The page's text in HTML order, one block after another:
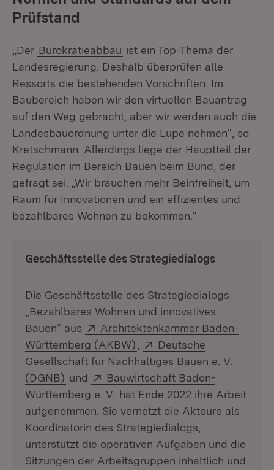
Prüfstand
„Der Bürokratieabbau ist ein Top-Thema der
Landesregierung. Deshalb überprüfen alle
Ressorts die bestehenden Vorschriften. Im
Baubereich haben wir den virtuellen Bauantrag
auf den Weg gebracht, aber wir werden auch die
Landesbauordnung unter die Lupe nehmen“, so
Kretschmann. Allerdings liege der Hauptteil der
Regulation im Bereich Bauen beim Bund, der
gefragt sei. „Wir brauchen mehr Beinfreiheit, um
Raum für Innovationen und ein effizientes und
bezahlbares Wohnen zu bekommen.“
Geschäftsstelle des Strategiedialogs
Die Geschäftsstelle des Strategiedialogs
„Bezahlbares Wohnen und innovatives
Bauen“ aus
Extern:
Architektenkammer Baden-
Württemberg (AKBW) (Öffnet in neuem Fenster)
Extern:
Deutsche
Gesellschaft für Nachhaltiges Bauen e. V.
(DGNB) (Öffnet in neuem Fenster)
und Extern:
Bauwirtschaft Baden-
Württemberg e. V. (Öffnet in neuem Fenster)
hat Ende 2022 ihre Arbeit
aufgenommen. Sie vernetzt die Akteure als
Koordinatorin des Strategiedialogs,
unterstützt die operativen Aufgaben und die
Sitzungen der Arbeitsgruppen inhaltlich und